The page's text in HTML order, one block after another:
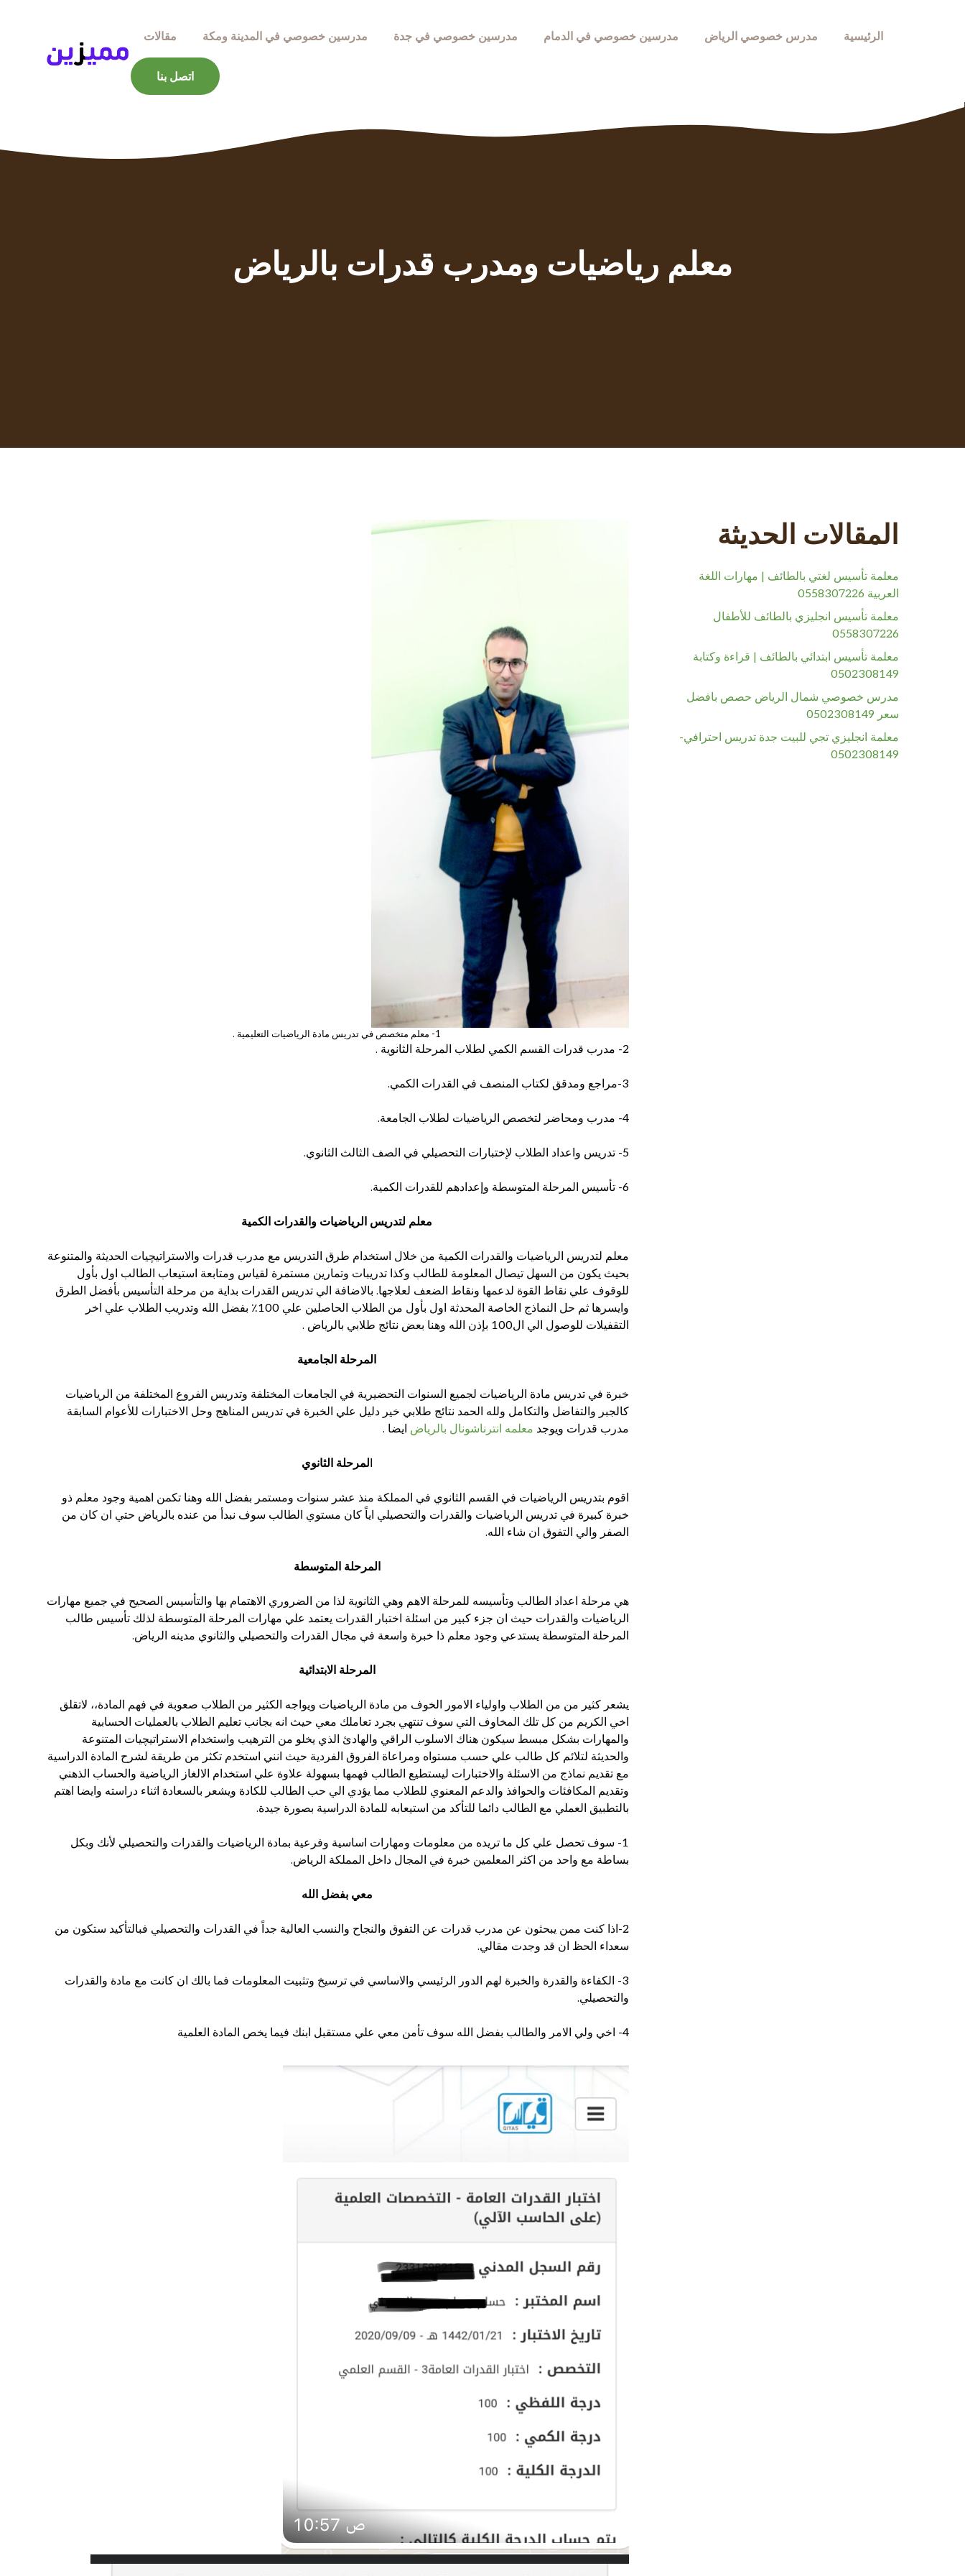
الرئيسية مدرس خصوصي الرياض مدرسين خصوصي في الدمام مدرسين خصوصي في جدة مدرسين خصوصي في المدينة ومكة مقالات
اتصل بنا
معلم رياضيات ومدرب قدرات بالرياض
1- معلم متخصص في تدريس مادة الرياضيات التعليمية .
2- مدرب قدرات القسم الكمي لطلاب المرحلة الثانوية .
3-مراجع ومدقق لكتاب المنصف في القدرات الكمي.
4- مدرب ومحاضر لتخصص الرياضيات لطلاب الجامعة.
5- تدريس واعداد الطلاب لإختبارات التحصيلي في الصف الثالث الثانوي.
6- تأسيس المرحلة المتوسطة وإعدادهم للقدرات الكمية.
معلم لتدريس الرياضيات والقدرات الكمية
معلم لتدريس الرياضيات والقدرات الكمية من خلال استخدام طرق التدريس مع مدرب قدرات والاستراتيچيات الحديثة والمتنوعة
بحيث يكون من السهل تيصال المعلومة للطالب وكذا تدريبات وتمارين مستمرة لقياس ومتابعة استيعاب الطالب اول بأول
للوقوف علي نقاط القوة لدعمها ونقاط الضعف لعلاجها. بالاضافة الي تدريس القدرات بداية من مرحلة التأسيس بأفضل الطرق
وايسرها ثم حل النماذج الخاصة المحدثة اول بأول من الطلاب الحاصلين علي 100٪ بفضل الله وتدريب الطلاب علي اخر
التقفيلات للوصول الي ال100 بإذن الله وهنا بعض نتائج طلابي بالرياض .
المرحلة الجامعية
خبرة في تدريس مادة الرياضيات لجميع السنوات التحضيرية في الجامعات المختلفة وتدريس الفروع المختلفة من الرياضيات
كالجبر والتفاضل والتكامل ولله الحمد نتائج طلابي خير دليل علي الخبرة في تدريس المناهج وحل الاختبارات للأعوام السابقة
مدرب قدرات ويوجد معلمه انترناشونال بالرياض ايضا .
المرحلة الثانوي
اقوم بتدريس الرياضيات في القسم الثانوي في المملكة منذ عشر سنوات ومستمر بفضل الله وهنا تكمن اهمية وجود معلم ذو
خبرة كبيرة في تدريس الرياضيات والقدرات والتحصيلي اياً كان مستوي الطالب سوف نبدأ من عنده بالرياض حتي ان كان من
الصفر والي التفوق ان شاء الله.
المرحلة المتوسطة
هي مرحلة اعداد الطالب وتأسيسه للمرحلة الاهم وهي الثانوية لذا من الضروري الاهتمام بها والتأسيس الصحيح في جميع مهارات
الرياضيات والقدرات حيث ان جزء كبير من اسئلة اختبار القدرات يعتمد علي مهارات المرحلة المتوسطة لذلك تأسيس طالب
المرحلة المتوسطة يستدعي وجود معلم ذا خبرة واسعة في مجال القدرات والتحصيلي والثانوي مدينه الرياض.
المرحلة الابتدائية
يشعر كثير من من الطلاب واولياء الامور الخوف من مادة الرياضيات ويواجه الكثير من الطلاب صعوبة في فهم المادة،، لاتقلق
اخي الكريم من كل تلك المخاوف التي سوف تنتهي بجرد تعاملك معي حيث انه بجانب تعليم الطلاب بالعمليات الحسابية
والمهارات بشكل مبسط سيكون هناك الاسلوب الراقي والهادئ الذي يخلو من الترهيب واستخدام الاستراتيچيات المتنوعة
والحديثة لتلائم كل طالب علي حسب مستواه ومراعاة الفروق الفردية حيث انني استخدم تكثر من طريقة لشرح المادة الدراسية
مع تقديم نماذج من الاسئلة والاختبارات ليستطيع الطالب فهمها بسهولة علاوة علي استخدام الالغاز الرياضية والحساب الذهني
وتقديم المكافئات والحوافذ والدعم المعنوي للطلاب مما يؤدي الي حب الطالب للكادة ويشعر بالسعادة اثناء دراسته وايضا اهتم
بالتطبيق العملي مع الطالب دائما للتأكد من استيعابه للمادة الدراسية بصورة جيدة.
1- سوف تحصل علي كل ما تريده من معلومات ومهارات اساسية وفرعية بمادة الرياضيات والقدرات والتحصيلي لأنك وبكل
بساطة مع واحد من اكثر المعلمين خبرة في المجال داخل المملكة الرياض.
معي بفضل الله
2-اذا كنت ممن يبحثون عن مدرب قدرات عن التفوق والنجاح والنسب العالية جداً في القدرات والتحصيلي فبالتأكيد ستكون من
سعداء الحظ ان قد وجدت مقالي.
3- الكفاءة والقدرة والخبرة لهم الدور الرئيسي والاساسي في ترسيخ وتثبيت المعلومات فما بالك ان كانت مع مادة والقدرات
والتحصيلي.
4- اخي ولي الامر والطالب بفضل الله سوف تأمن معي علي مستقبل ابنك فيما يخص المادة العلمية
المقالات الحديثة
معلمة تأسيس لغتي بالطائف | مهارات اللغة
العربية 0558307226
معلمة تأسيس انجليزي بالطائف للأطفال
0558307226
معلمة تأسيس ابتدائي بالطائف | قراءة وكتابة
0502308149
مدرس خصوصي شمال الرياض حصص بافضل
سعر 0502308149
معلمة انجليزي تجي للبيت جدة تدريس احترافي-
0502308149